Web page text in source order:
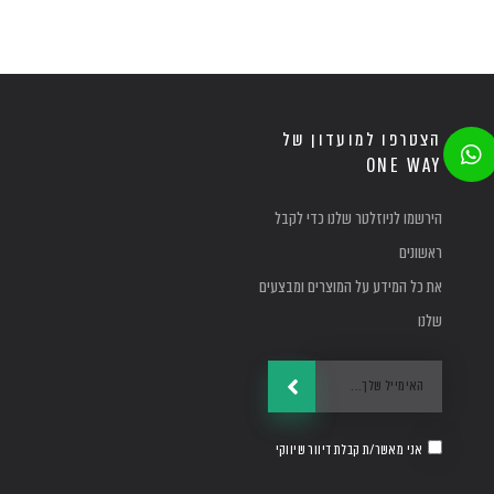
W
h
a
הצטרפו למועדון של
ONE WAY
הירשמו לניוזלטר שלנו כדי לקבל
ראשונים
את כל המידע על המוצרים ומבצעים
שלנו
הסכמהאני מאשר/ת קבלת דיוור שיווקי